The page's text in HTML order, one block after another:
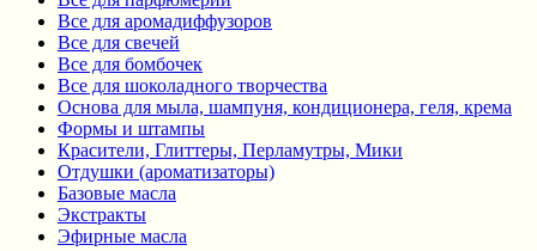
Все для аромадиффузоров
Все для свечей
Все для бомбочек
Все для шоколадного творчества
Основа для мыла, шампуня, кондиционера, геля, крема
Формы и штампы
Красители, Глиттеры, Перламутры, Мики
Отдушки (ароматизаторы)
Базовые масла
Экстракты
Эфирные масла